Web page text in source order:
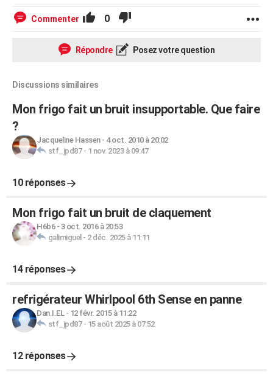
Commenter 0
Répondre Posez votre question
Discussions similaires
Mon frigo fait un bruit insupportable. Que faire
?
Jacqueline Hassen- 4 oct. 2010 à 20:02
stf_jpd87- 1 nov. 2023 à 09:47
10 réponses
Mon frigo fait un bruit de claquement
H6b6- 3 oct. 2016 à 20:53
galimiguel - 2 déc. 2025 à 11:11
14 réponses
refrigérateur Whirlpool 6th Sense en panne
Dan.I.EL- 12 févr. 2015 à 11:22
stf_jpd87- 15 août 2025 à 07:52
12 réponses